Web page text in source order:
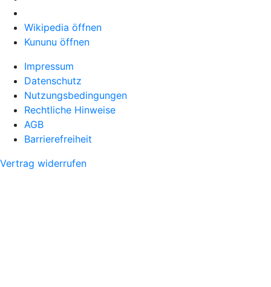
Wikipedia öffnen
Kununu öffnen
Impressum
Datenschutz
Nutzungsbedingungen
Rechtliche Hinweise
AGB
Barrierefreiheit
Vertrag widerrufen